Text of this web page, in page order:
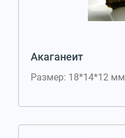
Акаганеит
Размер: 18*14*12 мм